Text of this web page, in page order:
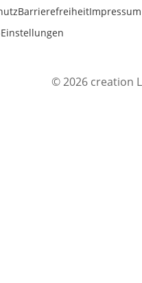
BarrierefreiheitImpressum
© 2026 creation L